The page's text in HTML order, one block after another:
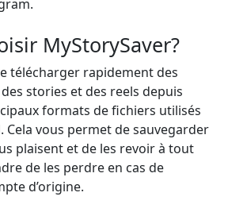
MyStorySaver?
télécharger rapidement des
stories et des reels depuis
formats de fichiers utilisés
Cela vous permet de sauvegarder
plaisent et de les revoir à tout
de les perdre en cas de
d’origine.